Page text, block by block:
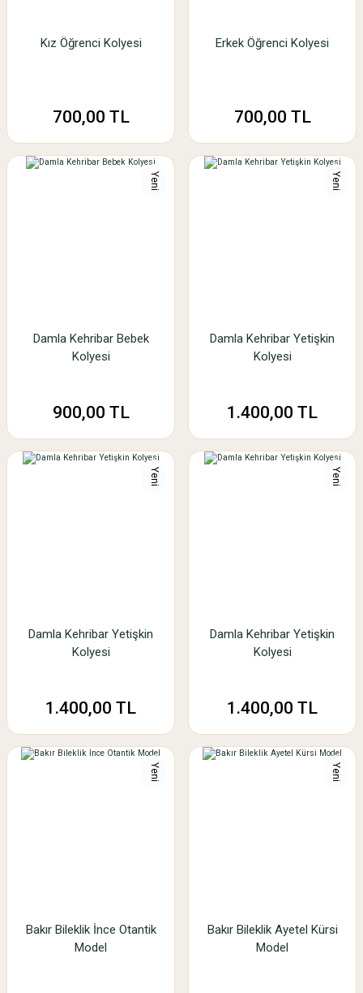
Kız Öğrenci Kolyesi
700,00 TL
Erkek Öğrenci Kolyesi
700,00 TL
Yeni
Damla Kehribar Bebek
Kolyesi
900,00 TL
Yeni
Damla Kehribar Yetişkin
Kolyesi
1.400,00 TL
Yeni
Damla Kehribar Yetişkin
Kolyesi
1.400,00 TL
Yeni
Damla Kehribar Yetişkin
Kolyesi
1.400,00 TL
Yeni
Bakır Bileklik İnce Otantik
Model
Yeni
Bakır Bileklik Ayetel Kürsi
Model